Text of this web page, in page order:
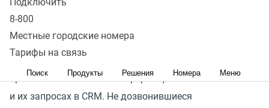
8-800
Местные городские номера
Тарифы на связь
Поиск Продукты Решения Номера Меню
В современном бизнесе эффективность работы
менеджеров играет ключевую роль в успехе вашего
бизнеса. Они должны оперативно отвечать на звонки,
своевременно перезванивать клиентам, а также
правильно записывать информацию о клиентах
и их запросах в CRM. Не дозвонившиеся